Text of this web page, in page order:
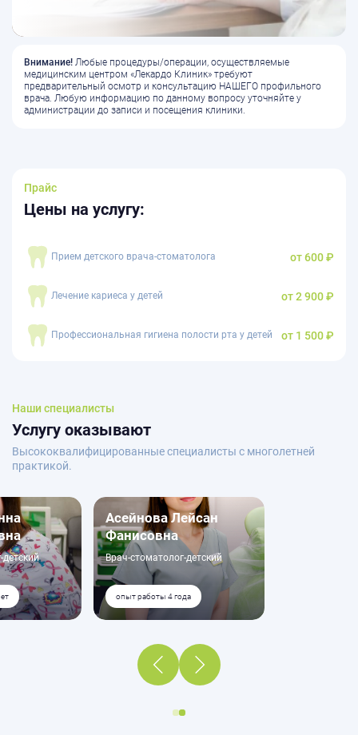
Внимание! Любые процедуры/операции, осуществляемые
медицинским центром «Лекардо Клиник» требуют
предварительный осмотр и консультацию НАШЕГО профильного
врача. Любую информацию по данному вопросу уточняйте у
администрации до записи и посещения клиники.
Прайс
Цены на услугу:
Прием детского врача-стоматолога от 600 ₽
Лечение кариеса у детей от 2 900 ₽
Профессиональная гигиена полости рта у детей от 1 500 ₽
Наши специалисты
Услугу оказывают
Высококвалифицированные специалисты с многолетней
практикой.
детский
Асейнова Лейсан
Фанисовна
Врач-стоматолог-детский
опыт работы 4 года